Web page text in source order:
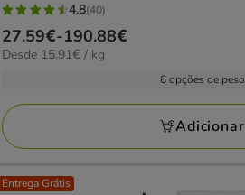
4.8
estrelas
com
avaliações
4.8(40)
Preço
de
190.88€
27.59€-190.88€
15.91€
Desde 15.91€ / kg
6 opções de peso
Adicionar
Entrega Grátis